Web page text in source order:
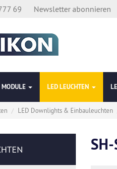
69 Newsletter abonnieren
LED LEUCHTEN
LED Downlights & Einbauleuchten